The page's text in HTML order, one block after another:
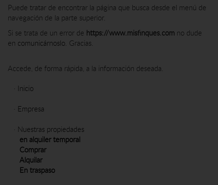
Puede tratar de encontrar la página que busca desde el menú de
navegación de la parte superior.
Si se trata de un error de https://www.misfinques.com no dude
en comunicárnoslo. Gracias.
Accede, de forma rápida, a la información deseada.
· Inicio
· Empresa
· Nuestras propiedades
en alquiler temporal
Comprar
Alquilar
En traspaso